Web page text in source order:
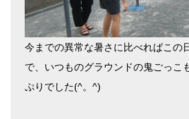
今までの異常な暑さに比べればこの
で、いつものグラウンドの鬼ごっこ
ぷりでした(^。 ^)